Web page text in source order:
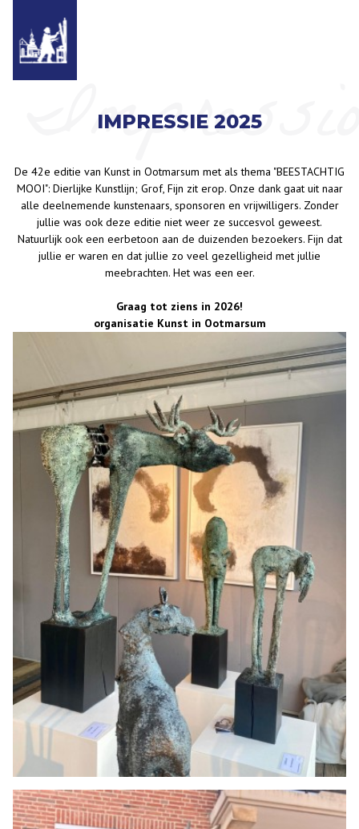
IMPRESSIE 2025
De 42e editie van Kunst in Ootmarsum met als thema "BEESTACHTIG
MOOI": Dierlijke Kunstlijn; Grof, Fijn zit erop. Onze dank gaat uit naar
alle deelnemende kunstenaars, sponsoren en vrijwilligers. Zonder
jullie was ook deze editie niet weer ze succesvol geweest.
Natuurlijk ook een eerbetoon aan de duizenden bezoekers. Fijn dat
jullie er waren en dat jullie zo veel gezelligheid met jullie
meebrachten. Het was een eer.
Graag tot ziens in 2026!
organisatie Kunst in Ootmarsum